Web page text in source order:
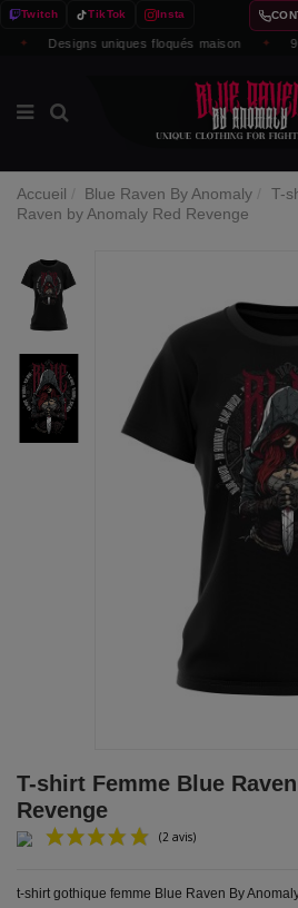
Twitch TikTok Insta
Designs uniques floqués maison
Accueil Blue Raven By Anomaly
T-
Raven by Anomaly Red Revenge
T-shirt Femme Blue
Revenge
t-shirt gothique femme Blue Raven By